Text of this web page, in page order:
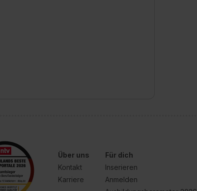
Über uns
Kontakt
Karriere
Für dich
Inserieren
Anmelden